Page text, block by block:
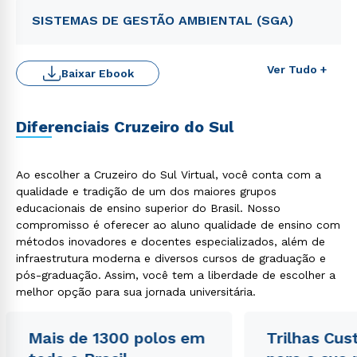
SISTEMAS DE GESTÃO AMBIENTAL (SGA)
Ver Tudo +
Baixar Ebook
Diferenciais Cruzeiro do Sul
Ao escolher a Cruzeiro do Sul Virtual, você conta com a
qualidade e tradição de um dos maiores grupos
educacionais de ensino superior do Brasil. Nosso
compromisso é oferecer ao aluno qualidade de ensino com
métodos inovadores e docentes especializados, além de
infraestrutura moderna e diversos cursos de graduação e
pós-graduação. Assim, você tem a liberdade de escolher a
melhor opção para sua jornada universitária.
Mais de 1300 polos em
Trilhas
WhatsApp
ou
autorizo que meus dados sejam utilizados para o
envio de conteúdos da Cruzeiro do Sul.